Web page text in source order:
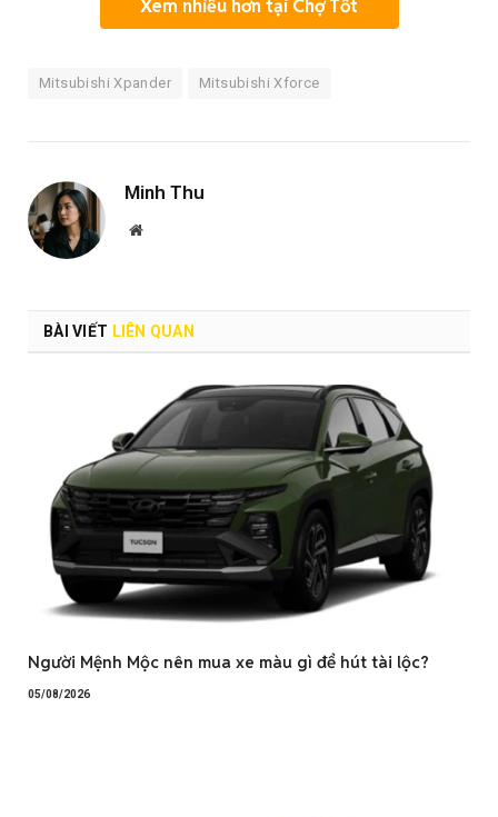
Xem nhiều hơn tại Chợ Tốt
Mitsubishi Xpander Mitsubishi Xforce
Minh Thu
Website
BÀI VIẾT LIÊN QUAN
Người Mệnh Mộc nên mua xe màu gì để hút tài lộc?
05/08/2026